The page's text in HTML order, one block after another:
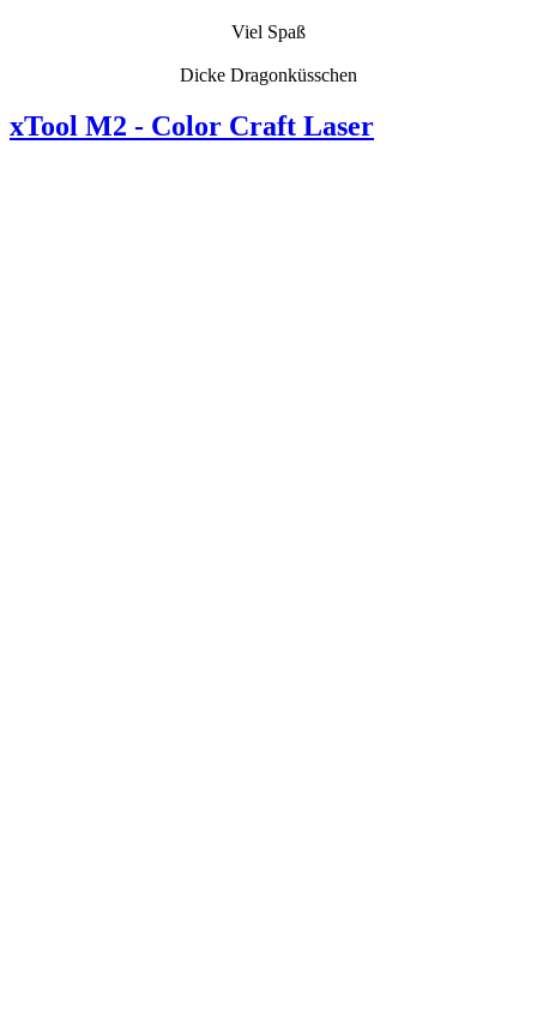
Viel Spaß
Dicke Dragonküsschen
xTool M2 - Color Craft Laser